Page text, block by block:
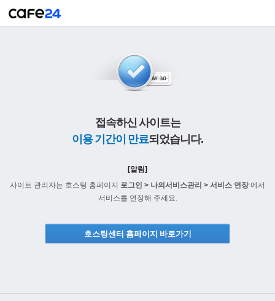
접속하신 사이트는
이용 기간이 만료되었습니다.
[알림]
사이트 관리자는 호스팅 홈페이지 로그인 > 나의서비스관리 > 서비스 연장에서
서비스를 연장해 주세요.
호스팅센터 홈페이지 바로가기